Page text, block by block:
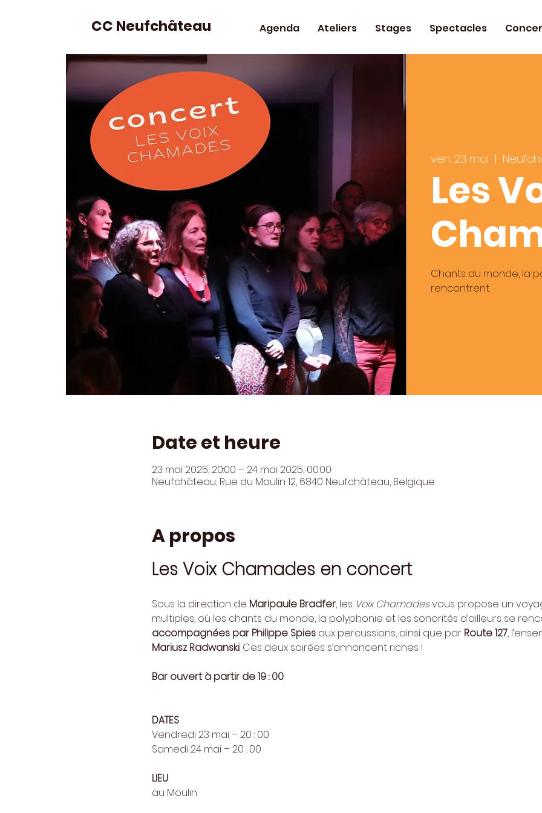
CC Neufchâteau Agenda Ateliers Stages Spectacles
ven. 23 mai
  |
Les
Chants du monde, la
rencontrent.
Date et heure
23 mai 2025, 20:00 – 24 mai 2025, 00:00
Neufchâteau, Rue du Moulin 12, 6840 Neufchâteau, Belgique
A propos
Les Voix Chamades en concert
Sous la direction de Maripaule Bradfer, les Voix Chamades vous propose un
multiples, où les chants du monde, la polyphonie et les sonorités d’ailleurs se
accompagnées par Philippe Spies aux percussions, ainsi que par Route 127,
Mariusz Radwanski. Ces deux soirées s’annoncent riches !
Bar ouvert à partir de 19 : 00
DATES
Vendredi 23 mai – 20 : 00
Samedi 24 mai – 20 : 00
LIEU
au Moulin